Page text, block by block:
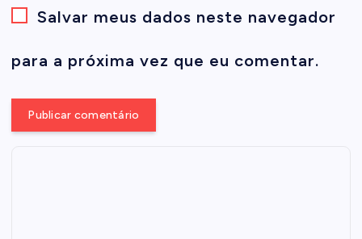
Salvar meus dados neste navegador
para a próxima vez que eu comentar.